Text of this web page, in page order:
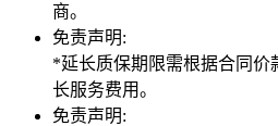
商。
免责声明:
*延长质保期限需根据合同价
长服务费用。
免责声明: